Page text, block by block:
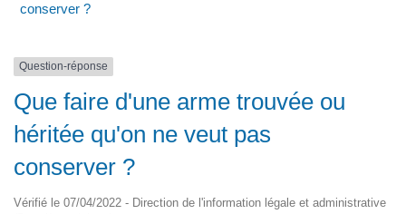
conserver ?
Question-réponse
Que faire d'une arme trouvée ou
héritée qu'on ne veut pas
conserver ?
Vérifié le 07/04/2022 - Direction de l'information légale et administrative